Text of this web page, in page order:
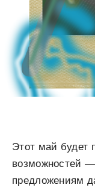
Этот май будет
возможностей
предложениям